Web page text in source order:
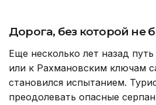
Дорога, без которой не
Еще несколько лет назад
или к Рахмановским ключам
становился испытанием.
преодолевать опасные